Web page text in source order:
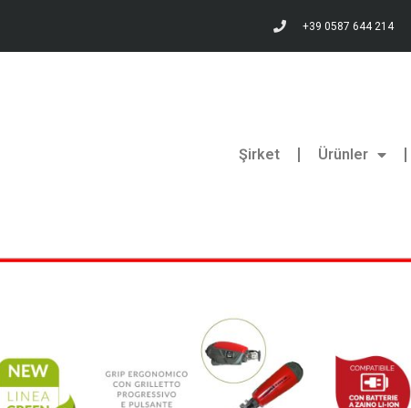
+39 0587 644 214
Şirket Ürünler